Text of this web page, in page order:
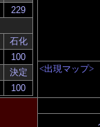
石化
決定 <出現マップ>